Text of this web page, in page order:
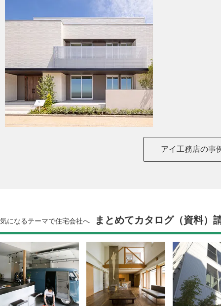
アイ工務店の事
気になるテーマで住宅会社へ まとめてカタログ（資料）